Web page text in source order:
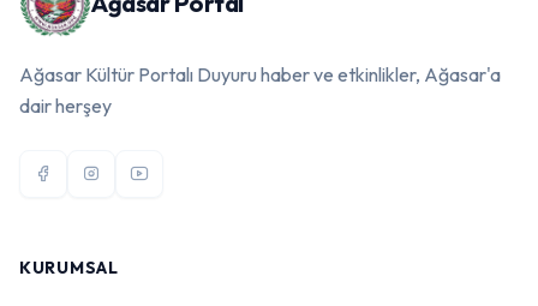
Ağasar Kültür Portalı Duyuru haber ve etkinlikler, Ağasar'a
dair herşey
KURUMSAL